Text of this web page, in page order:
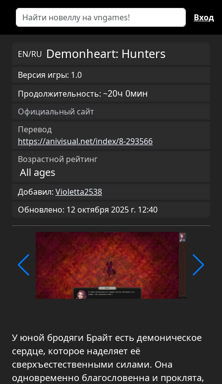
Вход
EN/RU Demonheart: Hunters
Версия игры: 1.0
Продолжительность: ~20ч 0мин
Официальный сайт
Перевод
https://anivisual.net/index/8-293566
Возрастной рейтинг
All ages
Добавил: Violetta2538
Обновлено: 12 октября 2025 г. 12:40
У юной бродяги Брайт есть демоническое
сердце, которое наделяет её
сверхъестественными силами. Она
одновременно благословенна и проклята,